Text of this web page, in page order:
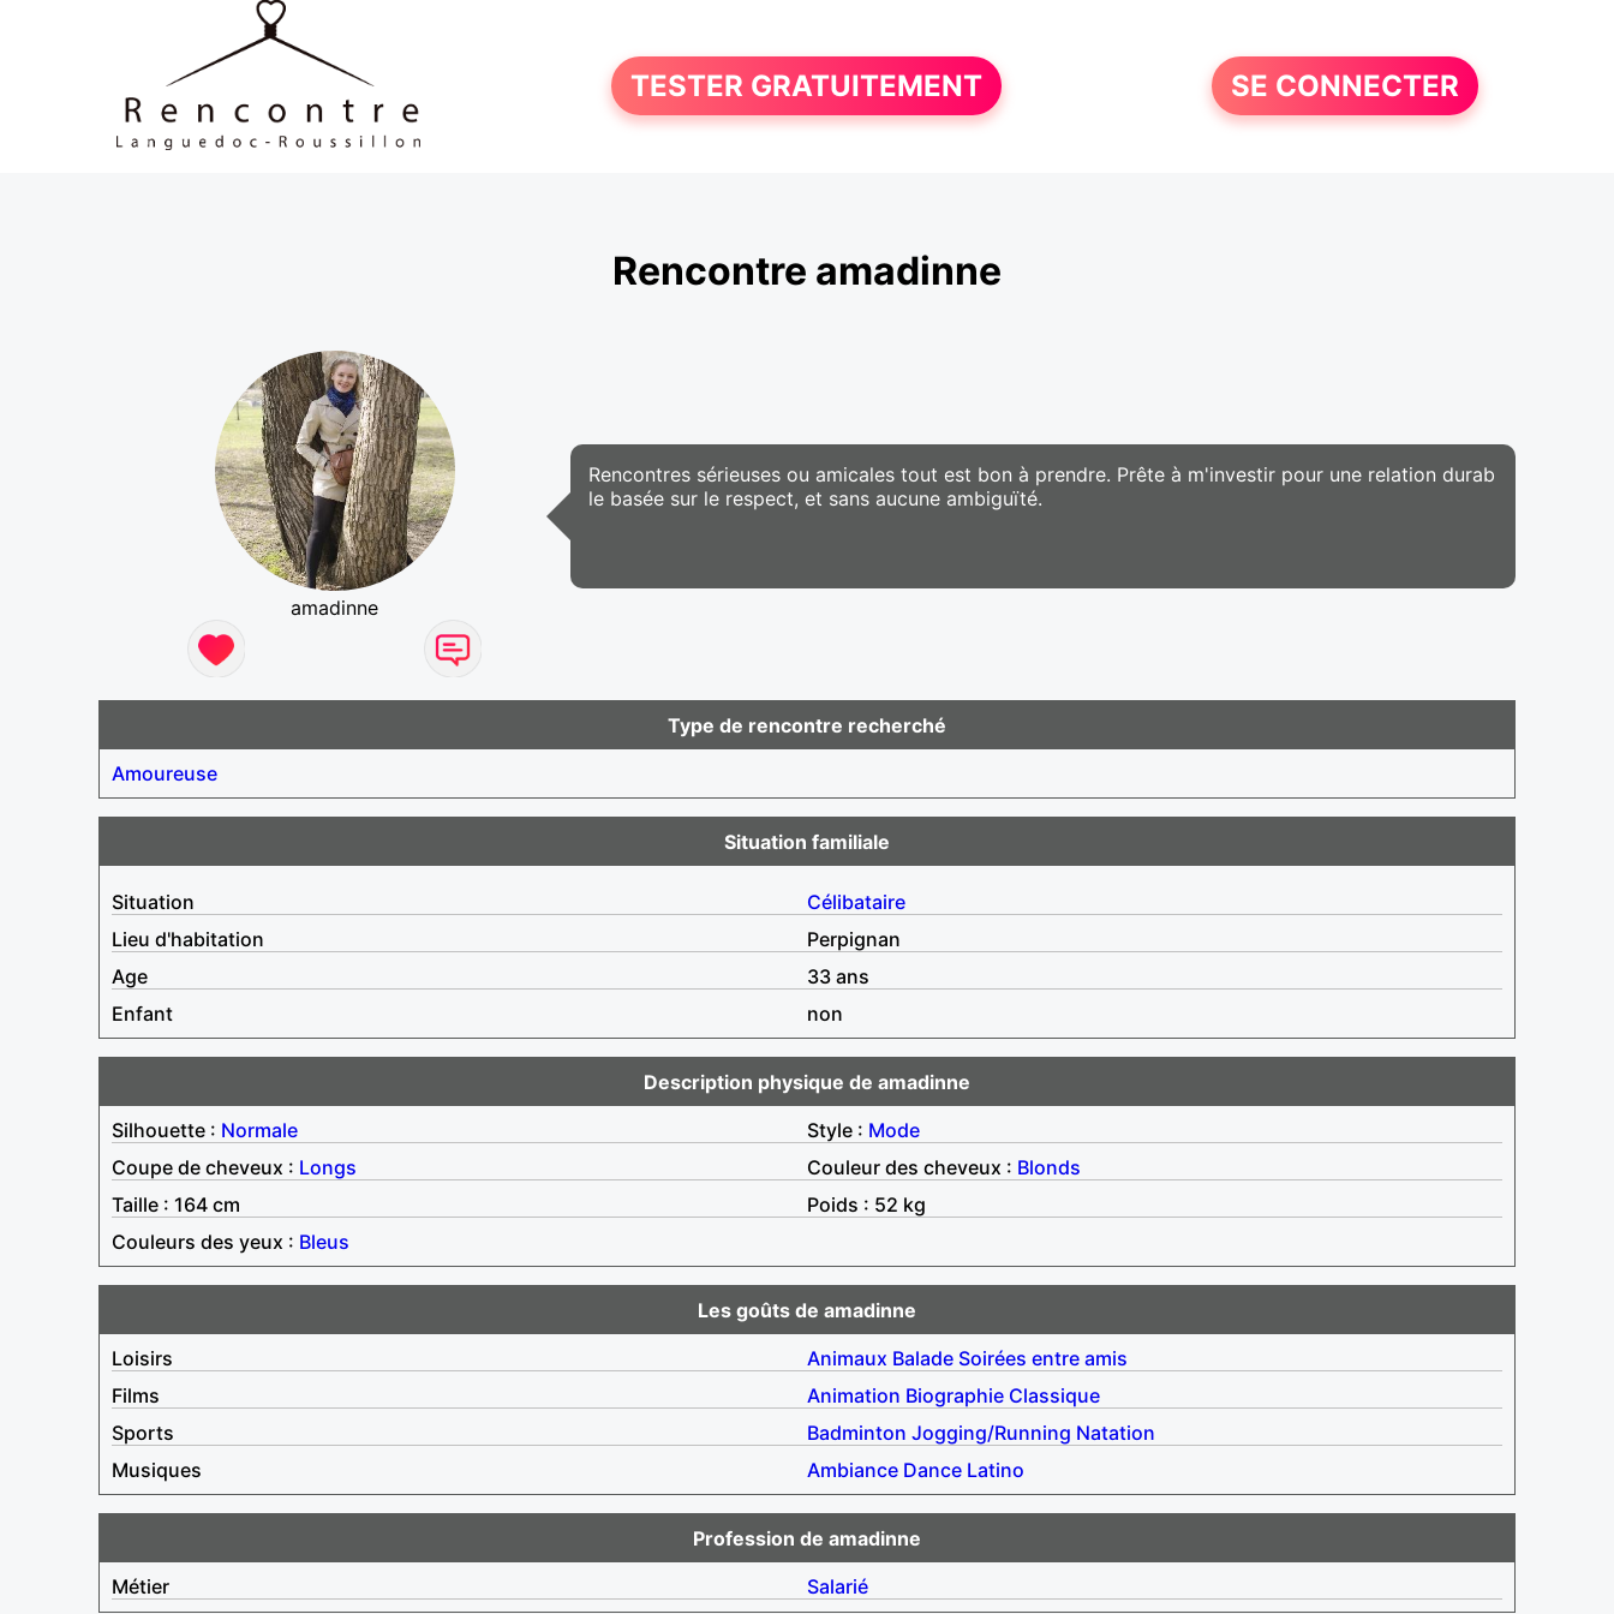
TESTER GRATUITEMENT SE CONNECTER
Rencontre amadinne
amadinne
Rencontres sérieuses ou amicales tout est bon à prendre. Prête à m'investir pour une relation durab
le basée sur le respect, et sans aucune ambiguïté.
Type de rencontre recherché
Amoureuse
Situation familiale
Situation
Célibataire
Lieu d'habitation
Perpignan
Age
33 ans
Enfant
non
Description physique de amadinne
Silhouette : Normale Style : Mode
Coupe de cheveux : Longs Couleur des cheveux : Blonds
Taille : 164 cm
Poids : 52 kg
Couleurs des yeux : Bleus
Les goûts de amadinne
Loisirs
Animaux Balade Soirées entre amis
Films
Animation Biographie Classique
Sports
Badminton Jogging/Running Natation
Musiques
Ambiance Dance Latino
Profession de amadinne
Métier
Salarié